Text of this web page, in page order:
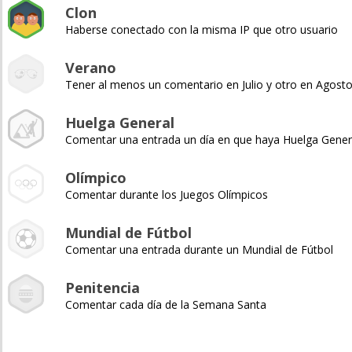
Clon
Haberse conectado con la misma IP que otro usuario
Verano
Tener al menos un comentario en Julio y otro en Agosto
Huelga General
Comentar una entrada un día en que haya Huelga
Olímpico
Comentar durante los Juegos Olímpicos
Mundial de Fútbol
Comentar una entrada durante un Mundial de Fútbol
Penitencia
Comentar cada día de la Semana Santa